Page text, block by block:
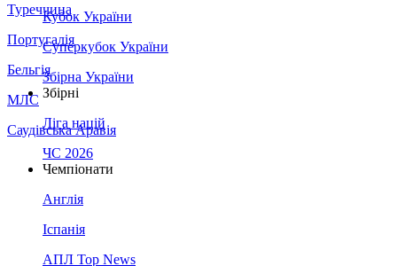
Туреччина
Португалія
Бельгія
МЛС
Саудівська Аравія
Кубок України
Суперкубок України
Збірна України
Збірні
Ліга націй
ЧС 2026
Чемпіонати
Англія
Іспанія
АПЛ Top News